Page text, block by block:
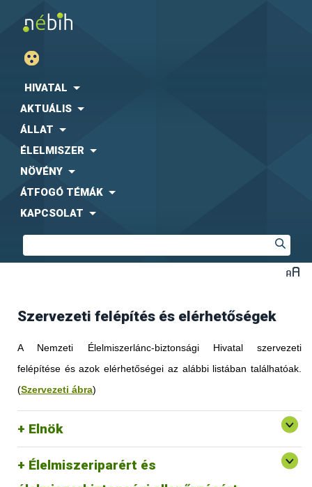
HIVATAL
AKTUÁLIS
ÁLLAT
ÉLELMISZER
NÖVÉNY
ÁTFOGÓ TÉMÁK
KAPCSOLAT
Szervezeti felépítés és elérhetőségek
A Nemzeti Élelmiszerlánc-biztonsági Hivatal szervezeti
felépítése és azok elérhetőségei az alábbi listában találhatóak.
(Szervezeti ábra)
Elnök
Élelmiszeriparért és